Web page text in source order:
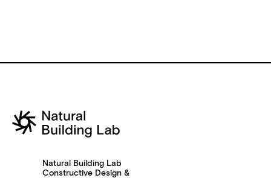
Natural Building Lab
Constructive Design &